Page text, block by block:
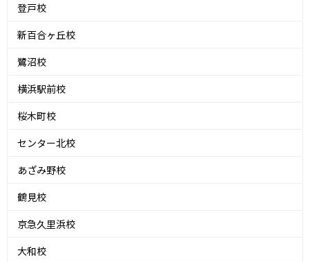
登戸校
新百合ヶ丘校
鷺沼校
横浜駅前校
桜木町校
センター北校
あざみ野校
鶴見校
京急久里浜校
大和校